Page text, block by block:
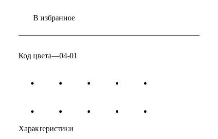
В избранное
Код цвета—04-01
Характеристики